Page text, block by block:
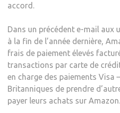
accord.
Dans un précédent e-mail aux
à la fin de l’année dernière,
frais de paiement élevés
transactions par carte de
en charge des paiements Visa
Britanniques de prendre
payer leurs achats sur